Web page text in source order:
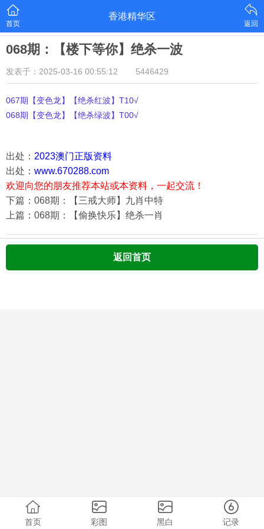
首页
香港精华区
返回
068期：【楼下等你】绝杀一波
发表于：2025-03-16 00:55:12 5446429
067期【变色龙】【绝杀红波】T10√
068期【变色龙】【绝杀绿波】T00√
出处： 2023澳门正版资料
出处： www.670288.com
欢迎向您的朋友推荐本站或本资料，一起交流！
下篇：068期：【三戒大师】九肖中特
上篇：068期：【偷换快乐】绝杀一肖
返回首页
首页 彩图 黑白 记录